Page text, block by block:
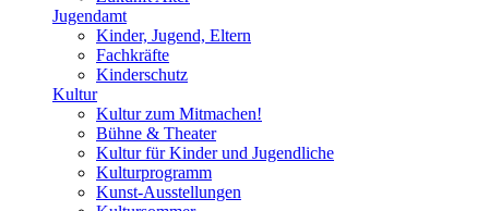
Jugendamt
Kinder, Jugend, Eltern
Fachkräfte
Kinderschutz
Kultur
Kultur zum Mitmachen!
Bühne & Theater
Kultur für Kinder und Jugendliche
Kulturprogramm
Kunst-Ausstellungen